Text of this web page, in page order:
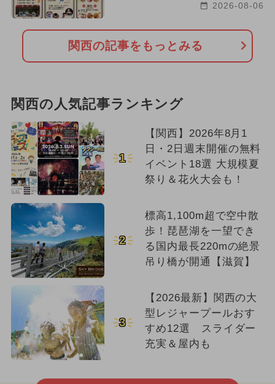
2026-08-06
関西の記事をもっとみる
関西の人気記事ランキング
1
【関西】2026年8月1
日・2日週末開催の無料
イベント18選 大規模夏
祭り＆花火大会も！
2
標高1,100m超で空中散
歩！琵琶湖を一望でき
る国内最長220mの絶景
吊り橋が開通【滋賀】
3
【2026最新】関西の大
型レジャープールおす
すめ12選 スライダー
充実＆屋内も